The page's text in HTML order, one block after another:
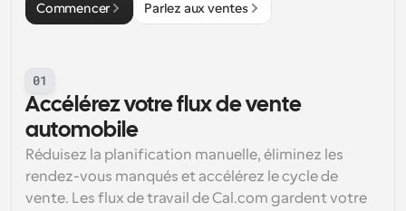
Commencer Parlez aux ventes
01
Accélérez votre flux de vente
automobile
Réduisez la planification manuelle, éliminez les
rendez-vous manqués et accélérez le cycle de
vente. Les flux de travail de Cal.com gardent votre